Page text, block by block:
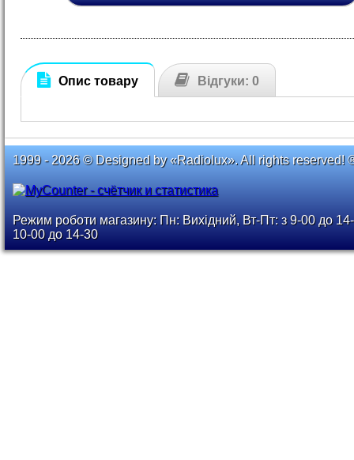
Опис товару Відгуки: 0
1999 - 2026 © Designed by «Radiolux». All rights reserved!
Режим роботи магазину: Пн: Вихідний, Вт-Пт: з 9-00 до
10-00 до 14-30